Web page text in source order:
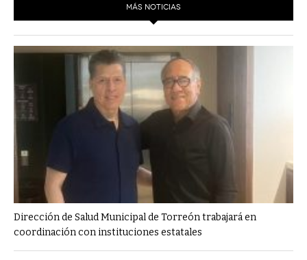
MÁS NOTICIAS
Dirección de Salud Municipal de Torreón trabajará en
coordinación con instituciones estatales